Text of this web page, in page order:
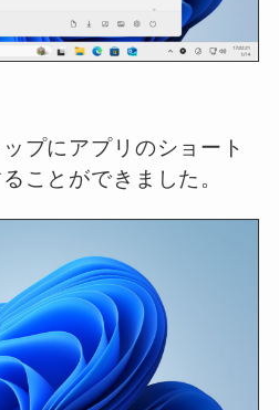
プにアプリのショート
ことができました。